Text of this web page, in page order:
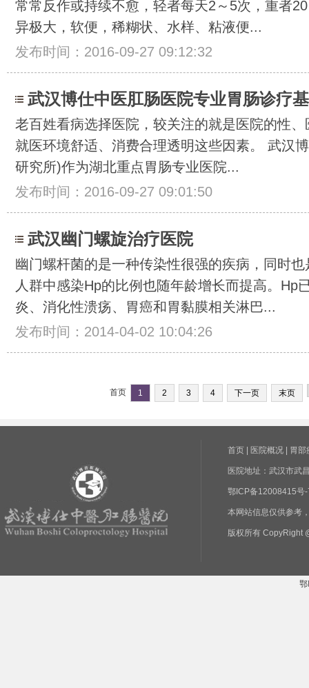
常常反作或持续不愈，轻者每天2～5次，重者
异极大，软便，稀糊状、水样、粘液便...
发布时间：2016-09-27 09:12:32
武汉博仕中医肛肠医院专业胃肠诊疗
老百姓看病选择医院，较关注的就是医院的性
就医环境舒适、消费合理透明这些因素。 武汉
研究所)作为湖北重点胃肠专业医院...
发布时间：2016-09-27 09:01:50
武汉幽门螺旋治疗医院
幽门螺杆菌的是一种传染性很强的疾病，同时
人群中感染Hp的比例也随年龄增长而提高。Hp
炎、消化性溃疡、胃癌和胃黏膜相关淋巴...
发布时间：2014-04-02 10:04:26
首页 1 2 3 4 下一页 末页
首页 医院概况 胃部
医院地址：武汉市武
鄂ICP备12008415号
本网站信息仅供参考
版权所有 CopyRight